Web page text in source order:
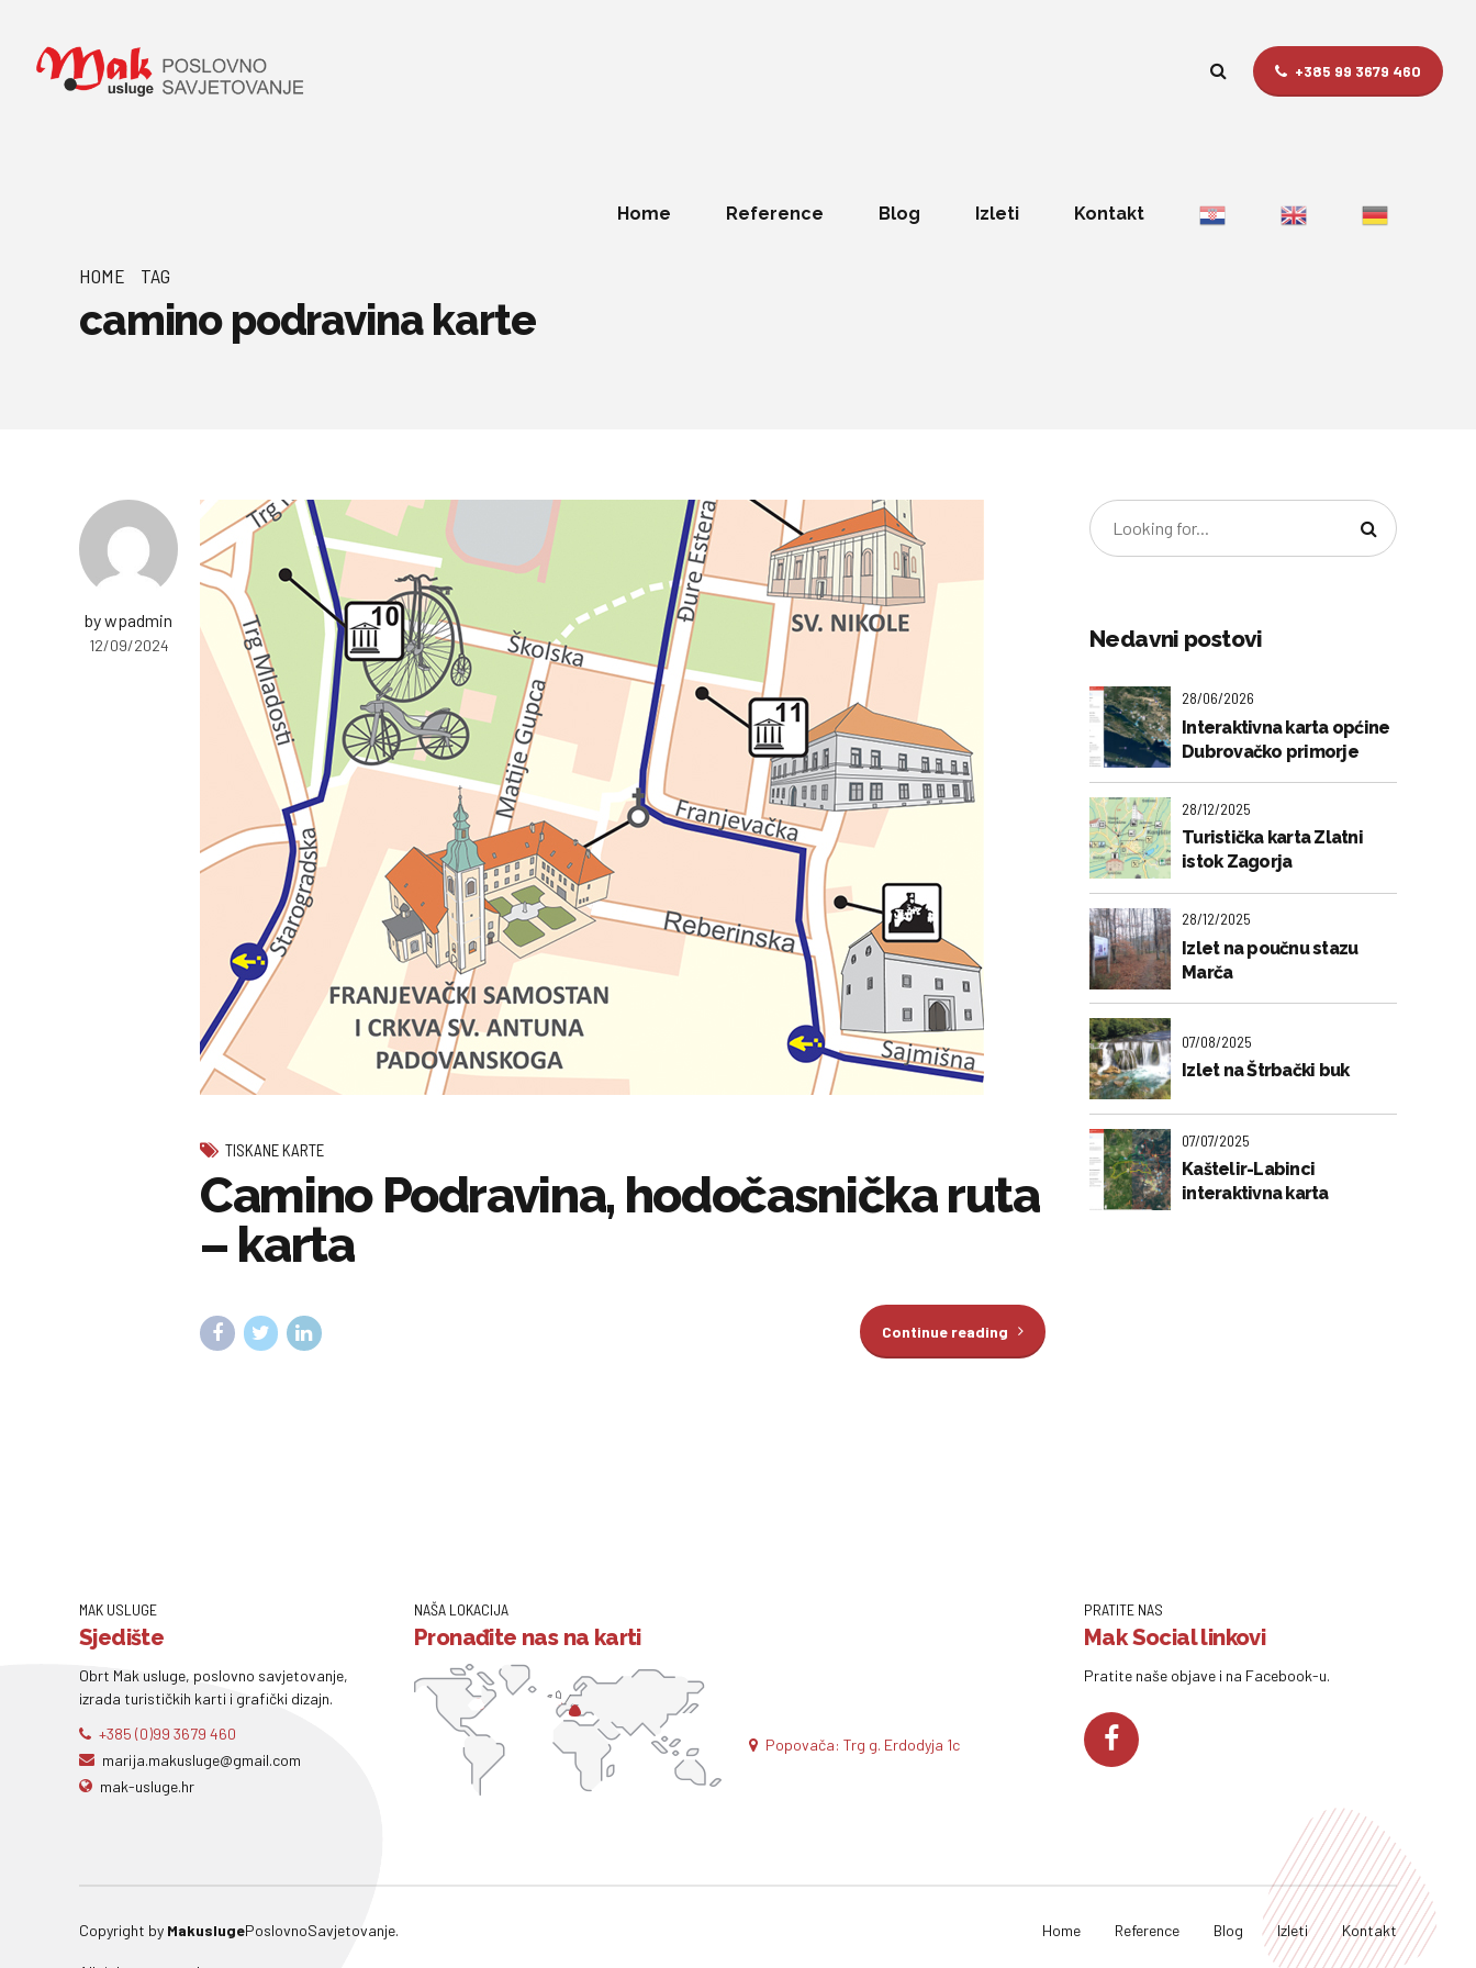
+385 99 3679 460
Home Reference Blog Izleti Kontakt
HOME TAG
camino podravina karte
by wpadmin
12/09/2024
TISKANE KARTE
Camino Podravina, hodočasnička ruta
– karta
Continue reading
Nedavni postovi
28/06/2026
Interaktivna karta općine
Dubrovačko primorje
28/12/2025
Turistička karta Zlatni
istok Zagorja
28/12/2025
Izlet na poučnu stazu
Marča
07/08/2025
Izlet na Štrbački buk
07/07/2025
Kaštelir-Labinci
interaktivna karta
MAK USLUGE
Sjedište
Obrt Mak usluge, poslovno savjetovanje,
izrada turističkih karti i grafički dizajn.
+385 (0)99 3679 460
marija.makusluge@gmail.com
mak-usluge.hr
NAŠA LOKACIJA
Pronađite nas na karti
Popovača: Trg g. Erdodyja 1c
PRATITE NAS
Mak Social linkovi
Pratite naše objave i na Facebook-u.
Copyright by MakuslugePoslovnoSavjetovanje. Home Reference Blog Izleti Kontakt